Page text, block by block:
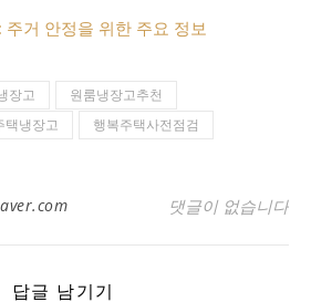
거 안정을 위한 주요 정보
장고
원룸냉장고추천
택냉장고
행복주택사전점검
댓글이 없습니다
답글 남기기